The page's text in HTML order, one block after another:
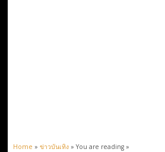
Home » ข่าวบันเทิง» You are reading »